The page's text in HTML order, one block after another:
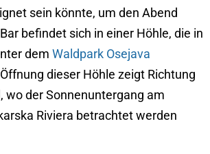
sein könnte, um den Abend
befindet sich in einer Höhle, die in
dem Waldpark Osejava
dieser Höhle zeigt Richtung
wo der Sonnenuntergang am
Riviera betrachtet werden